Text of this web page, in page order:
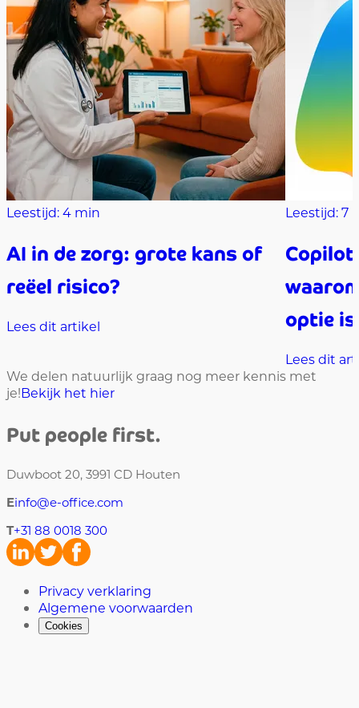
Leestijd: 4 min
AI in de zorg: grote kans of
reëel risico?
Lees dit artikel
Leestijd: 7
optie is
Lees dit
We delen natuurlijk graag nog meer kennis met
je!Bekijk het hier
Put people first.
Duwboot 20, 3991 CD Houten
Einfo@e-office.com
T+31 88 0018 300
Privacy verklaring
Algemene voorwaarden
Cookies